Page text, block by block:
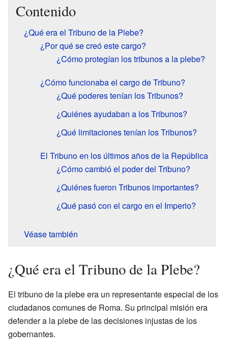
Contenido
¿Qué era el Tribuno de la Plebe?
¿Por qué se creó este cargo?
¿Cómo protegían los tribunos a la plebe?
¿Cómo funcionaba el cargo de Tribuno?
¿Qué poderes tenían los Tribunos?
¿Quiénes ayudaban a los Tribunos?
¿Qué limitaciones tenían los Tribunos?
El Tribuno en los últimos años de la República
¿Cómo cambió el poder del Tribuno?
¿Quiénes fueron Tribunos importantes?
¿Qué pasó con el cargo en el Imperio?
Véase también
¿Qué era el Tribuno de la Plebe?
El tribuno de la plebe era un representante especial de los
ciudadanos comunes de Roma. Su principal misión era
defender a la plebe de las decisiones injustas de los
gobernantes.